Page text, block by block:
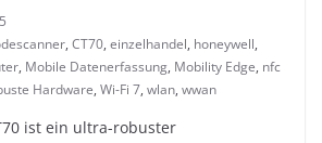
, CT70, einzelhandel, honeywell,
, Mobile Datenerfassung, Mobility Edge, nfc
Hardware, Wi-Fi 7, wlan, wwan
ist ein ultra-robuster